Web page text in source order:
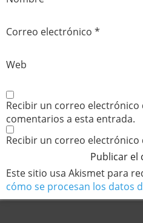
Correo electrónico *
Web
Recibir un correo electrónico
comentarios a esta entrada.
Recibir un correo electrónico
Este sitio usa Akismet para
cómo se procesan los datos